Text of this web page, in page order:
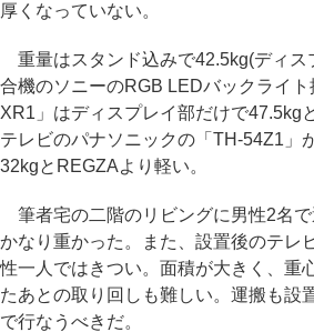
厚くなっていない。
重量はスタンド込みで42.5kg(ディス
合機のソニーのRGB LEDバックライ
XR1」はディスプレイ部だけで47.5kg
テレビのパナソニックの「TH-54Z1」
32kgとREGZAより軽い。
筆者宅の二階のリビングに男性2名で
かなり重かった。また、設置後のテレ
性一人ではきつい。面積が大きく、重
たあとの取り回しも難しい。運搬も設
で行なうべきだ。